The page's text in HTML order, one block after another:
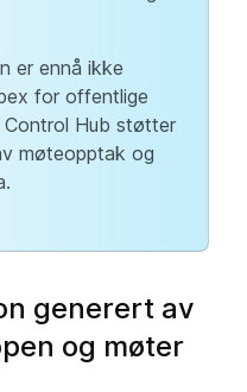
er ennå ikke
for offentlige
Control Hub støtter
møteopptak og
generert av
og møter